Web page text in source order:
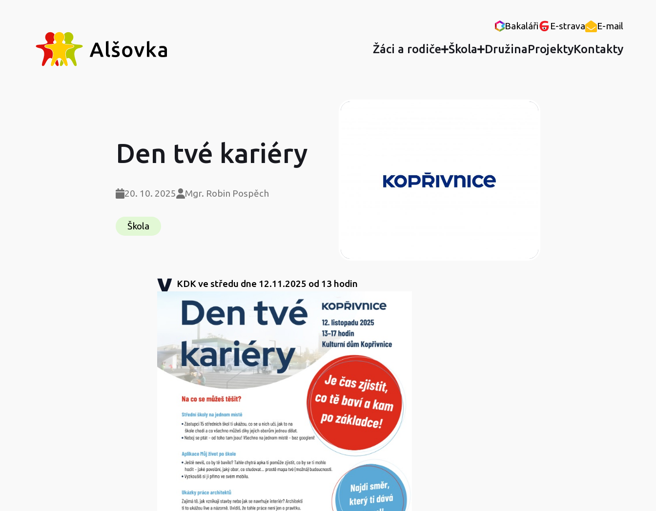
Bakaláři E-strava E-mail
Žáci a rodiče Škola DružinaProjektyKontakty
Den tvé kariéry
20. 10. 2025 Mgr. Robin Pospěch
Škola
v KDK ve středu dne 12.11.2025 od 13 hodin